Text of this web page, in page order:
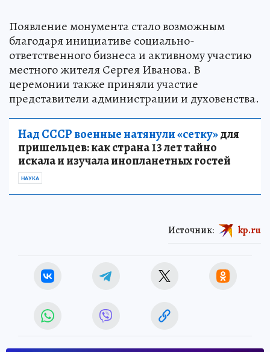
Появление монумента стало возможным
благодаря инициативе социально-
ответственного бизнеса и активному участию
местного жителя Сергея Иванова. В
церемонии также приняли участие
представители администрации и духовенства.
Над СССР военные натянули «сетку»для
пришельцев: как страна 13 лет тайно
искала и изучала инопланетных гостей
НАУКА
Источник: kp.ru